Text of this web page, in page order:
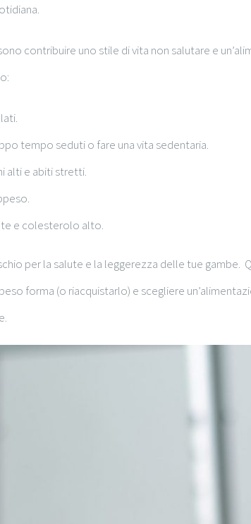
contribuire uno stile di vita non salutare e
tempo seduti o fare una vita sedentaria.
alti e abiti stretti.
e colesterolo alto.
per la salute e la leggerezza delle tue gambe.
forma (o riacquistarlo) e scegliere